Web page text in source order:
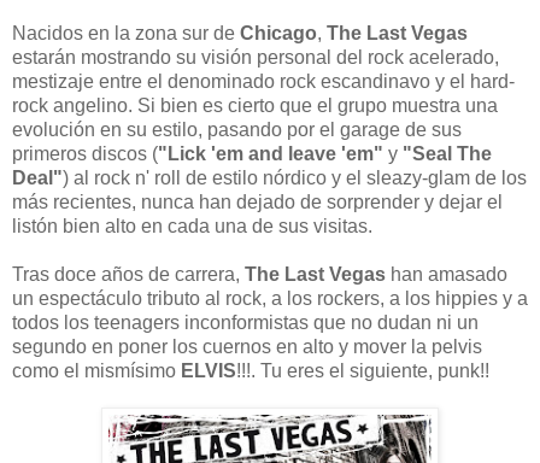
Nacidos en la zona sur de Chicago, The Last Vegas
estarán mostrando su visión personal del rock acelerado,
mestizaje entre el denominado rock escandinavo y el hard-
rock angelino. Si bien es cierto que el grupo muestra una
evolución en su estilo, pasando por el garage de sus
primeros discos ("Lick 'em and leave 'em" y "Seal The
Deal") al rock n' roll de estilo nórdico y el sleazy-glam de los
más recientes, nunca han dejado de sorprender y dejar el
listón bien alto en cada una de sus visitas.
Tras doce años de carrera, The Last Vegas han amasado
un espectáculo tributo al rock, a los rockers, a los hippies y a
todos los teenagers inconformistas que no dudan ni un
segundo en poner los cuernos en alto y mover la pelvis
como el mismísimo ELVIS!!!. Tu eres el siguiente, punk!!